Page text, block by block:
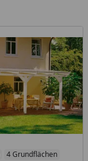
4 Grundflächen